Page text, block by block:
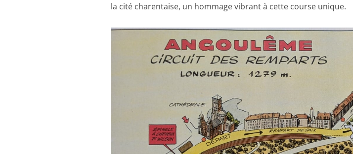
la cité charentaise, un hommage vibrant à cette course unique.